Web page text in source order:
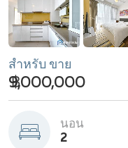
สำหรับ ขาย
฿ 9,000,000
นอน
2